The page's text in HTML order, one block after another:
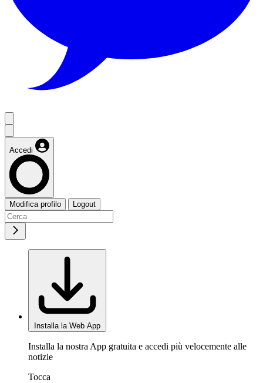
Accedi
Modifica profilo Logout
Installa la Web App
Installa la nostra App gratuita e accedi più velocemente alle
notizie
Tocca